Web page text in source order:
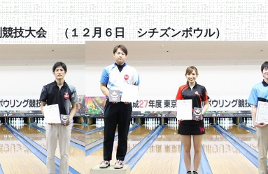
技大会 （１２月６日 シチズンボウル）